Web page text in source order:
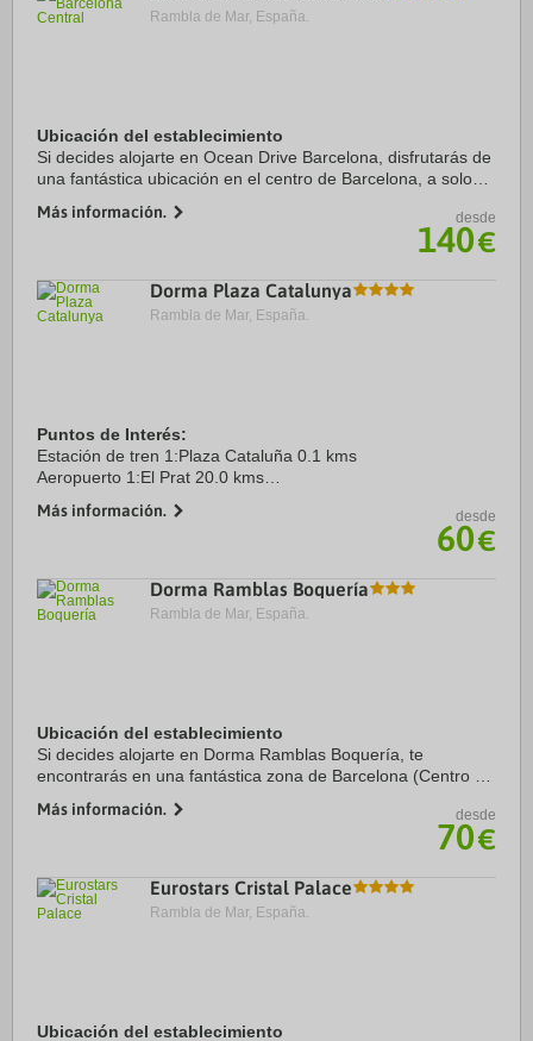
Rambla de Mar, España.
Ubicación del establecimiento
Si decides alojarte en Ocean Drive Barcelona, disfrutarás de
una fantástica ubicación en el centro de Barcelona, a solo
Además, este hotel de lujo se ...
Más información. desde
140€
Dorma Plaza Catalunya
Rambla de Mar, España.
Puntos de Interés:
Estación de tren 1:Plaza Cataluña 0.1 kms
Aeropuerto 1:El Prat 20.0 kms
Centro Ciudad:Plaza Cataluña 0.1 kms
Más información. desde
60€
Dorma Ramblas Boquería
Rambla de Mar, España.
Ubicación del establecimiento
Si decides alojarte en Dorma Ramblas Boquería, te
encontrarás en una fantástica zona de Barcelona (Centro de
min a pie de Catedral de Barcelona. ...
Más información. desde
70€
Eurostars Cristal Palace
Rambla de Mar, España.
Ubicación del establecimiento